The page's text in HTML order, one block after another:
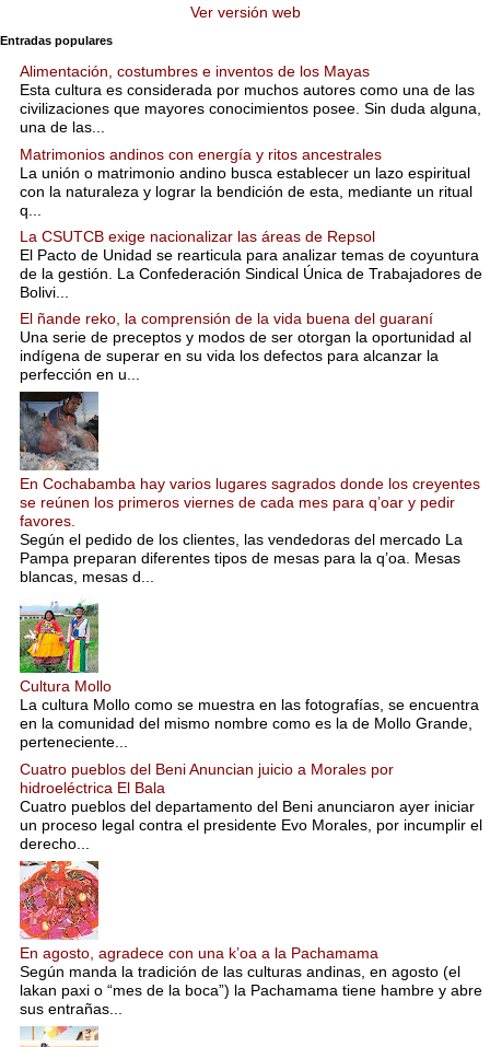
Ver versión web
Entradas populares
Alimentación, costumbres e inventos de los Mayas
Esta cultura es considerada por muchos autores como una de las
civilizaciones que mayores conocimientos posee. Sin duda alguna,
una de las...
Matrimonios andinos con energía y ritos ancestrales
La unión o matrimonio andino busca establecer un lazo espiritual
con la naturaleza y lograr la bendición de esta, mediante un ritual
q...
La CSUTCB exige nacionalizar las áreas de Repsol
El Pacto de Unidad se rearticula para analizar temas de coyuntura
de la gestión. La Confederación Sindical Única de Trabajadores de
Bolivi...
El ñande reko, la comprensión de la vida buena del guaraní
Una serie de preceptos y modos de ser otorgan la oportunidad al
indígena de superar en su vida los defectos para alcanzar la
perfección en u...
En Cochabamba hay varios lugares sagrados donde los creyentes
se reúnen los primeros viernes de cada mes para q’oar y pedir
favores.
Según el pedido de los clientes, las vendedoras del mercado La
Pampa preparan diferentes tipos de mesas para la q’oa. Mesas
blancas, mesas d...
Cultura Mollo
La cultura Mollo como se muestra en las fotografías, se encuentra
en la comunidad del mismo nombre como es la de Mollo Grande,
perteneciente...
Cuatro pueblos del Beni Anuncian juicio a Morales por
hidroeléctrica El Bala
Cuatro pueblos del departamento del Beni anunciaron ayer iniciar
un proceso legal contra el presidente Evo Morales, por incumplir el
derecho...
En agosto, agradece con una k’oa a la Pachamama
Según manda la tradición de las culturas andinas, en agosto (el
lakan paxi o “mes de la boca”) la Pachamama tiene hambre y abre
sus entrañas...